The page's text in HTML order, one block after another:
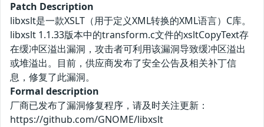
Patch Description
libxslt是一款XSLT（用于定义XML转换的XML语言）C库。
libxslt 1.1.33版本中的transform.c文件的xsltCopyText存
在缓冲区溢出漏洞，攻击者可利用该漏洞导致缓冲区溢出
或堆溢出。目前，供应商发布了安全公告及相关补丁信
息，修复了此漏洞。
Formal description
厂商已发布了漏洞修复程序，请及时关注更新：
https://github.com/GNOME/libxslt